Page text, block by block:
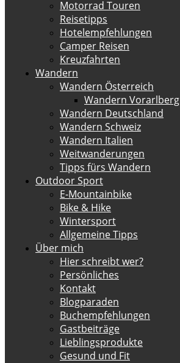
Motorrad Touren
Reisetipps
Hotelempfehlungen
Camper Reisen
Kreuzfahrten
Wandern
Wandern Österreich
Wandern Vorarlberg
Wandern Deutschland
Wandern Schweiz
Wandern Italien
Weitwanderungen
Tipps fürs Wandern
Outdoor Sport
E-Mountainbike
Bike & Hike
Wintersport
Allgemeine Tipps
Über mich
Hier schreibt wer?
Persönliches
Kontakt
Blogparaden
Buchempfehlungen
Gastbeiträge
Lieblingsprodukte
Gesund und Fit